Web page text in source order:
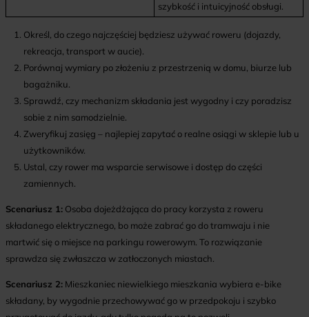
szybkość i intuicyjność obsługi.
Określ, do czego najczęściej będziesz używać roweru (dojazdy,
rekreacja, transport w aucie).
Porównaj wymiary po złożeniu z przestrzenią w domu, biurze lub
bagażniku.
Sprawdź, czy mechanizm składania jest wygodny i czy poradzisz
sobie z nim samodzielnie.
Zweryfikuj zasięg – najlepiej zapytać o realne osiągi w sklepie lub u
użytkowników.
Ustal, czy rower ma wsparcie serwisowe i dostęp do części
zamiennych.
Scenariusz 1: Osoba dojeżdżająca do pracy korzysta z roweru
składanego elektrycznego, bo może zabrać go do tramwaju i nie
martwić się o miejsce na parkingu rowerowym. To rozwiązanie
sprawdza się zwłaszcza w zatłoczonych miastach.
Scenariusz 2: Mieszkaniec niewielkiego mieszkania wybiera e-bike
składany, by wygodnie przechowywać go w przedpokoju i szybko